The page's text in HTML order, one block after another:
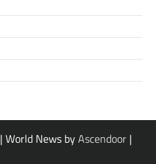
| World News byAscendoor |